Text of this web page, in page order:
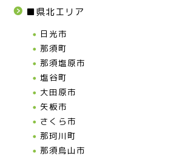
■県北エリア
日光市
那須町
那須塩原市
塩谷町
大田原市
矢板市
さくら市
那珂川町
那須烏山市